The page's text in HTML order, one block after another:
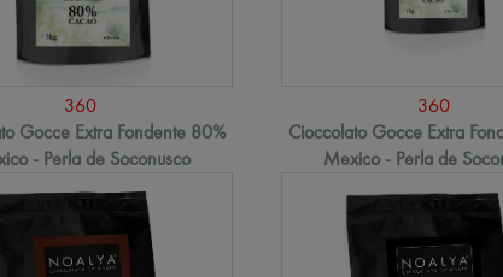
360
Gocce Extra Fondente 80%
- Perla de Soconusco
360
Cioccolato Gocce Extra
Mexico - Perla de